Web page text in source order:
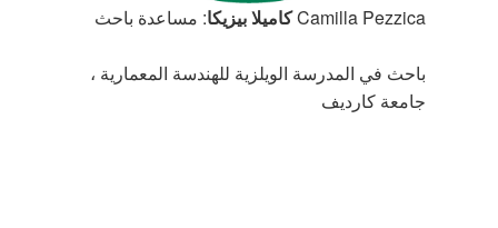
Camilla Pezzicaكاميلا بيزيكا: مساعدة باحث
باحث في المدرسة الويلزية للهندسة المعمارية ،
جامعة كارديف